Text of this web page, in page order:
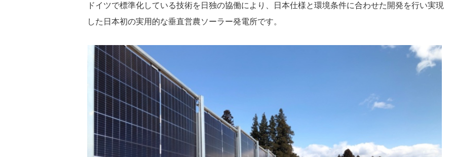
ドイツで標準化している技術を日独の協働により、日本仕様と環境条件に合わせた開発を行い実現
した日本初の実用的な垂直営農ソーラー発電所です。